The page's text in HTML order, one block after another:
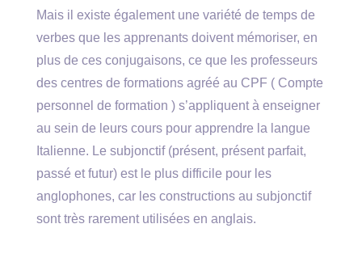
Mais il existe également une variété de temps de
verbes que les apprenants doivent mémoriser, en
plus de ces conjugaisons, ce que les professeurs
des centres de formations agréé au CPF ( Compte
personnel de formation ) s’appliquent à enseigner
au sein de leurs cours pour apprendre la langue
Italienne. Le subjonctif (présent, présent parfait,
passé et futur) est le plus difficile pour les
anglophones, car les constructions au subjonctif
sont très rarement utilisées en anglais.